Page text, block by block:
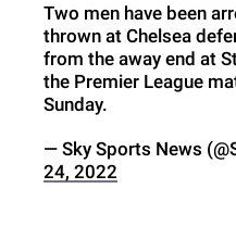
Two men have been
thrown at Chelsea
from the away end at
the Premier League
Sunday.
— Sky Sports News
24, 2022